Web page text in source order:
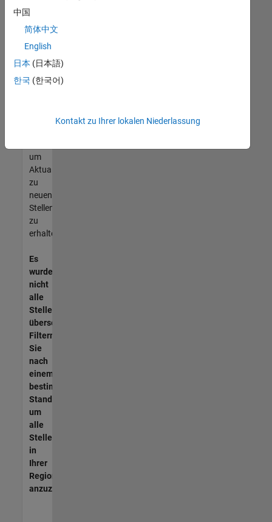
können,
die
Ihren
entsprechen,
werden
unseres
um
Aktualisierungen
zu
neuen
Stellenangeboten
zu
erhalten.
Es
wurden
nicht
alle
Stellen
übersetzt.
Filtern
Sie
nach
einem
bestimmten
Standort,
um
alle
Stellenangebote
in
Ihrer
Region
anzuzeigen.
中国
简体中文
English
日本 (日本語)
한국 (한국어)
Kontakt zu Ihrer lokalen Niederlassung